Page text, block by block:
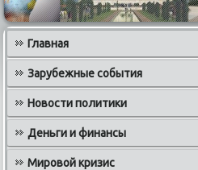
Главная
Зарубежные события
Новости политики
Деньги и финансы
Мировой кризис